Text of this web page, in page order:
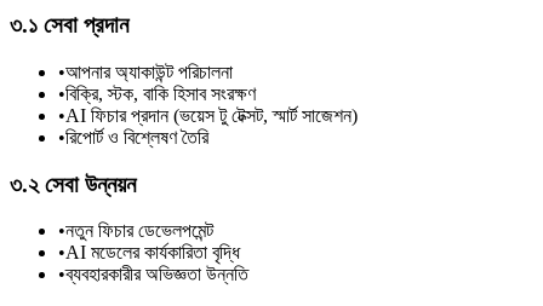
৩.১ সেবা প্রদান
•আপনার অ্যাকাউন্ট পরিচালনা
•বিক্রি, স্টক, বাকি হিসাব সংরক্ষণ
•AI ফিচার প্রদান (ভয়েস টু টেক্সট, স্মার্ট সাজেশন)
•রিপোর্ট ও বিশ্লেষণ তৈরি
৩.২ সেবা উন্নয়ন
•নতুন ফিচার ডেভেলপমেন্ট
•AI মডেলের কার্যকারিতা বৃদ্ধি
•ব্যবহারকারীর অভিজ্ঞতা উন্নতি